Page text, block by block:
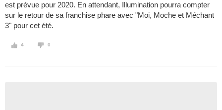
est prévue pour 2020. En attendant, Illumination pourra compter
sur le retour de sa franchise phare avec "Moi, Moche et Méchant
3" pour cet été.
4 0